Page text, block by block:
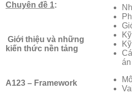
Chuyên đề 1:
Giới thiệu và những
kiến thức nền tảng
A123 – Framework
án